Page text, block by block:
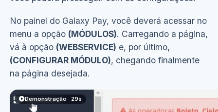
No painel do Galaxy Pay, você deverá acessar no
menu a opção (MÓDULOS). Carregando a página,
vá à opção (WEBSERVICE) e, por último,
(CONFIGURAR MÓDULO), chegando finalmente
na página desejada.
Demonstração · 29s